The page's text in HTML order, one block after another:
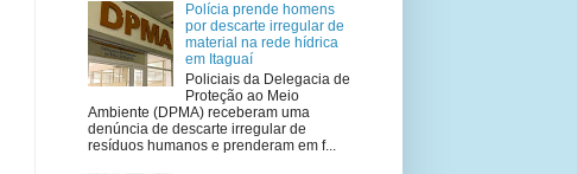
Polícia prende homens
por descarte irregular de
material na rede hídrica
em Itaguaí
Policiais da Delegacia de
Proteção ao Meio
Ambiente (DPMA) receberam uma
denúncia de descarte irregular de
resíduos humanos e prenderam em f...